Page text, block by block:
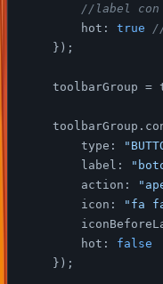
//label
hot : true
    });
toolbarGroup =
type :
label :
action :
icon : "fa
hot : false
    });